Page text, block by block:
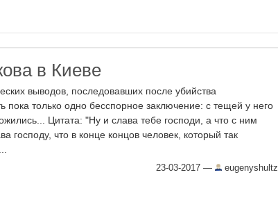
в Киеве
выводов, последовавших после убийства
пока только одно бесспорное заключение: с тещей у него
Цитата: "Ну и слава тебе господи, а что с ним
господу, что в конце концов человек, который так
23-03-2017 — eugenyshultz